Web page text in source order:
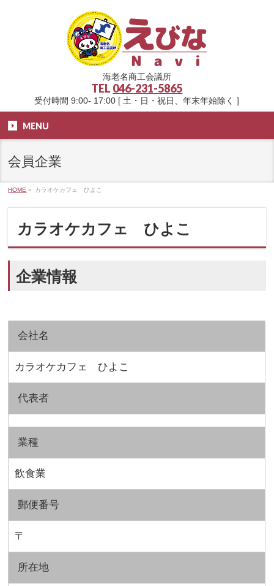
海老名商工会議所
TEL 046-231-5865
受付時間 9:00- 17:00 [ 土・日・祝日、年末年始除く ]
MENU
会員企業
HOME » カラオケカフェ ひよこ
カラオケカフェ ひよこ
企業情報
会社名
カラオケカフェ ひよこ
代表者
業種
飲食業
郵便番号
〒
所在地